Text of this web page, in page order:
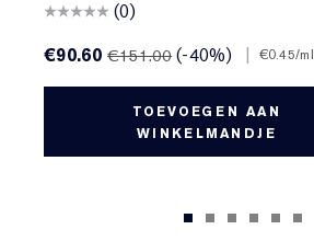
(0)
€90.60€151.00 (-40%) | €0.45/ml
TOEVOEGEN AAN
WINKELMANDJE